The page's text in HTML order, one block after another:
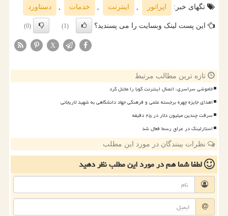
تگهای خبر:
اپراتور , اینترنت , خدمات , دستاورد
این پست لینک وبسایت را می پسندید؟ (1)
(0)
X
تازه ترین مطالب مرتبط
خاموشی سراسری، اتصال اینترنت کوبا را مختل کرد
اهدای جایزه چهره برجسته علمی و فرهنگی جهاد دانشگاهی به شهید لاریجانی
سرقت چندین میلیون دلار در ۲۵ دقیقه
استارلینک در عراق رسما فعال شد
نظرات بینندگان در مورد این مطلب
لطفا شما همدر مورد این مطلبنظر دهید